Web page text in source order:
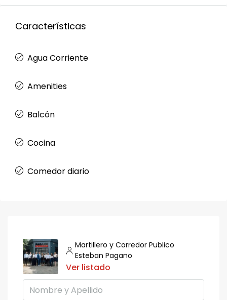
Características
Agua Corriente
Amenities
Balcón
Cocina
Comedor diario
Martillero y Corredor Publico
Esteban Pagano
Ver listado